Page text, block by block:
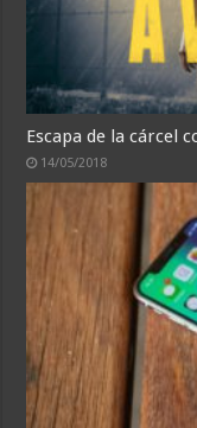
Escapa de la cárcel
14/05/2018